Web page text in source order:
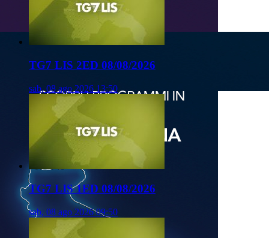
TG7 LIS 2ED 08/08/2026
sab, 08 ago 2026 13:50
TG7 LIS 1ED 08/08/2026
sab, 08 ago 2026 09:50